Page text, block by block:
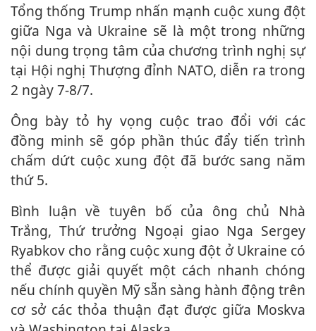
Tổng thống Trump nhấn mạnh cuộc xung đột
giữa Nga và Ukraine sẽ là một trong những
nội dung trọng tâm của chương trình nghị sự
tại Hội nghị Thượng đỉnh NATO, diễn ra trong
2 ngày 7-8/7.
Ông bày tỏ hy vọng cuộc trao đổi với các
đồng minh sẽ góp phần thúc đẩy tiến trình
chấm dứt cuộc xung đột đã bước sang năm
thứ 5.
bình luận về tuyên bố của ông chủ Nhà
Trắng, Thứ trưởng Ngoại giao Nga Sergey
Ryabkov cho rằng cuộc xung đột ở Ukraine có
thể được giải quyết một cách nhanh chóng
nếu chính quyền Mỹ sẵn sàng hành động trên
cơ sở các thỏa thuận đạt được giữa Moskva